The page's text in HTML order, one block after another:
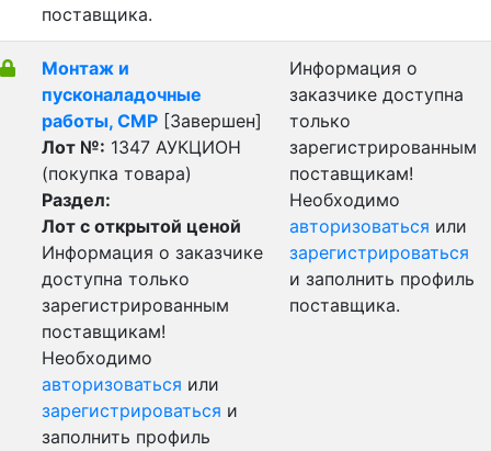
поставщика.
Монтаж и
пусконаладочные
работы, СМР [Завершен]
Лот №: 1347 АУКЦИОН
(покупка товара)
Раздел:
Лот с открытой ценой
Информация о заказчике
доступна только
зарегистрированным
поставщикам!
Необходимо
авторизоваться или
зарегистрироваться и
заполнить профиль
Информация о
заказчике доступна
только
зарегистрированным
поставщикам!
Необходимо
авторизоваться или
зарегистрироваться
и заполнить профиль
поставщика.